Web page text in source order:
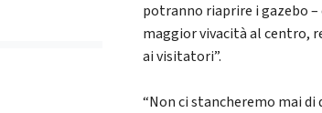
potranno riaprire i gazebo –
maggior vivacità al centro,
ai visitatori”.
“Non ci stancheremo mai di